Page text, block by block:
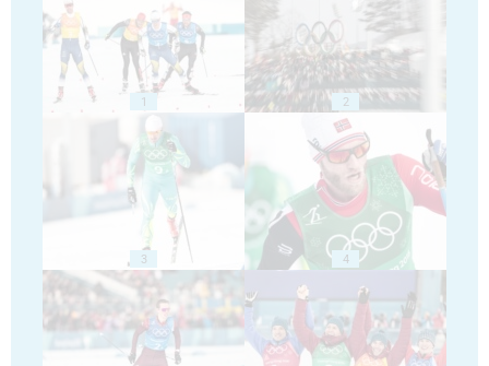
1 2
3 4